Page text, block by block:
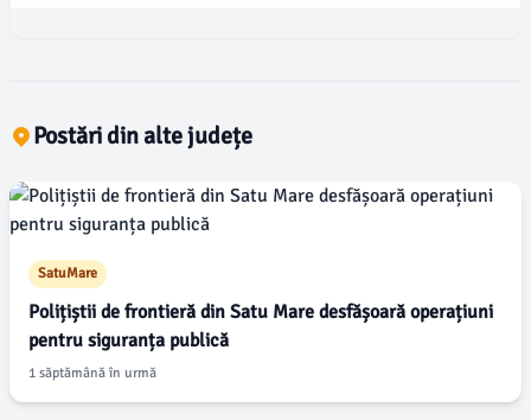
Postări din alte județe
SatuMare
Polițiștii de frontieră din Satu Mare desfășoară operațiuni
pentru siguranța publică
1 săptămână în urmă